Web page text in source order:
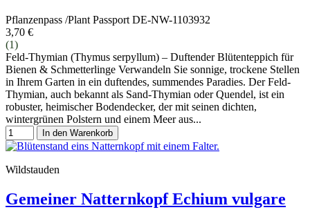
Pflanzenpass /Plant Passport DE-NW-1103932
3,70 €
(1)
Feld-Thymian (Thymus serpyllum) – Duftender Blütenteppich für
Bienen & Schmetterlinge Verwandeln Sie sonnige, trockene Stellen
in Ihrem Garten in ein duftendes, summendes Paradies. Der Feld-
Thymian, auch bekannt als Sand-Thymian oder Quendel, ist ein
robuster, heimischer Bodendecker, der mit seinen dichten,
wintergrünen Polstern und einem Meer aus...
In den Warenkorb
Wildstauden
Gemeiner Natternkopf Echium vulgare